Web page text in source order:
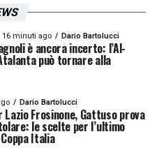
17%
16 minuti ago Dario Bartolucci
è ancora incerto: l’Al-
può tornare alla
Dario Bartolucci
Frosinone, Gattuso prova
le scelte per l’ultimo
Italia